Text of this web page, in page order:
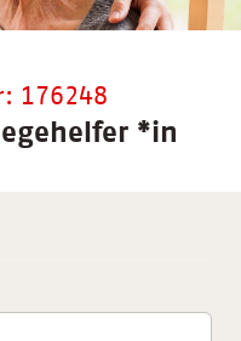
176248
*in